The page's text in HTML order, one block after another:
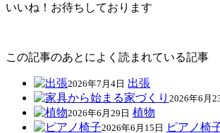
いいね！お待ちしております
この記事のあとによく読まれている記事
2026年7月4日 出張
2026年6月
2026年6月29日 植物
2026年6月15日 ピアノ椅